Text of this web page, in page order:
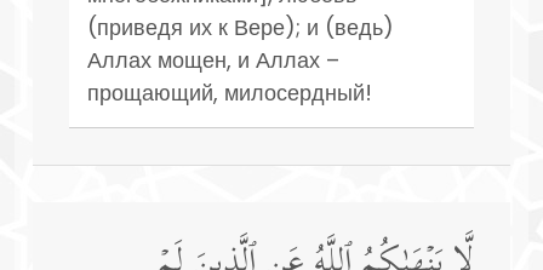
(приведя их к Вере); и (ведь)
Аллах мощен, и Аллах –
прощающий, милосердный!